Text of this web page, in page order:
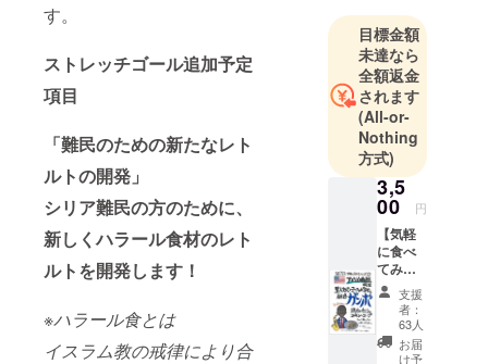
す。
ストレッチゴール追加予定
項目
「難民のための新たなレト
ルトの開発」
シリア難民の方のために、
新しくハラール食材のレト
ルトを開発します！
※ハラール食とは
イスラム教の戒律により合
ていかれた
インドでイ
ンド料理に
はまる。以
後、日本の
インド料理
屋店やアジ
ア料理店で
修行を経験
しながら、
世界30か国
を巡り、現
地で料理を
教わる。33
歳の時、世
目標金額
未達なら
全額返金
されます
(All-or-
Nothing
方式)
3,5
00 円
【気軽
に食べ
てみた
い人向
け】レ
トルト
セット
・完成
支援
者：
63人
お届
け予